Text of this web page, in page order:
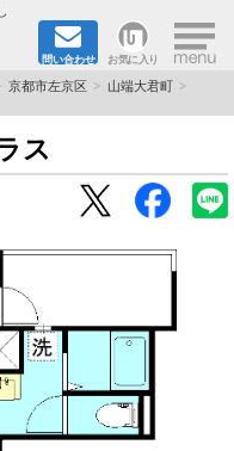
問い合わせ お気に入り ×
京都市左京区
山端大君町
ス